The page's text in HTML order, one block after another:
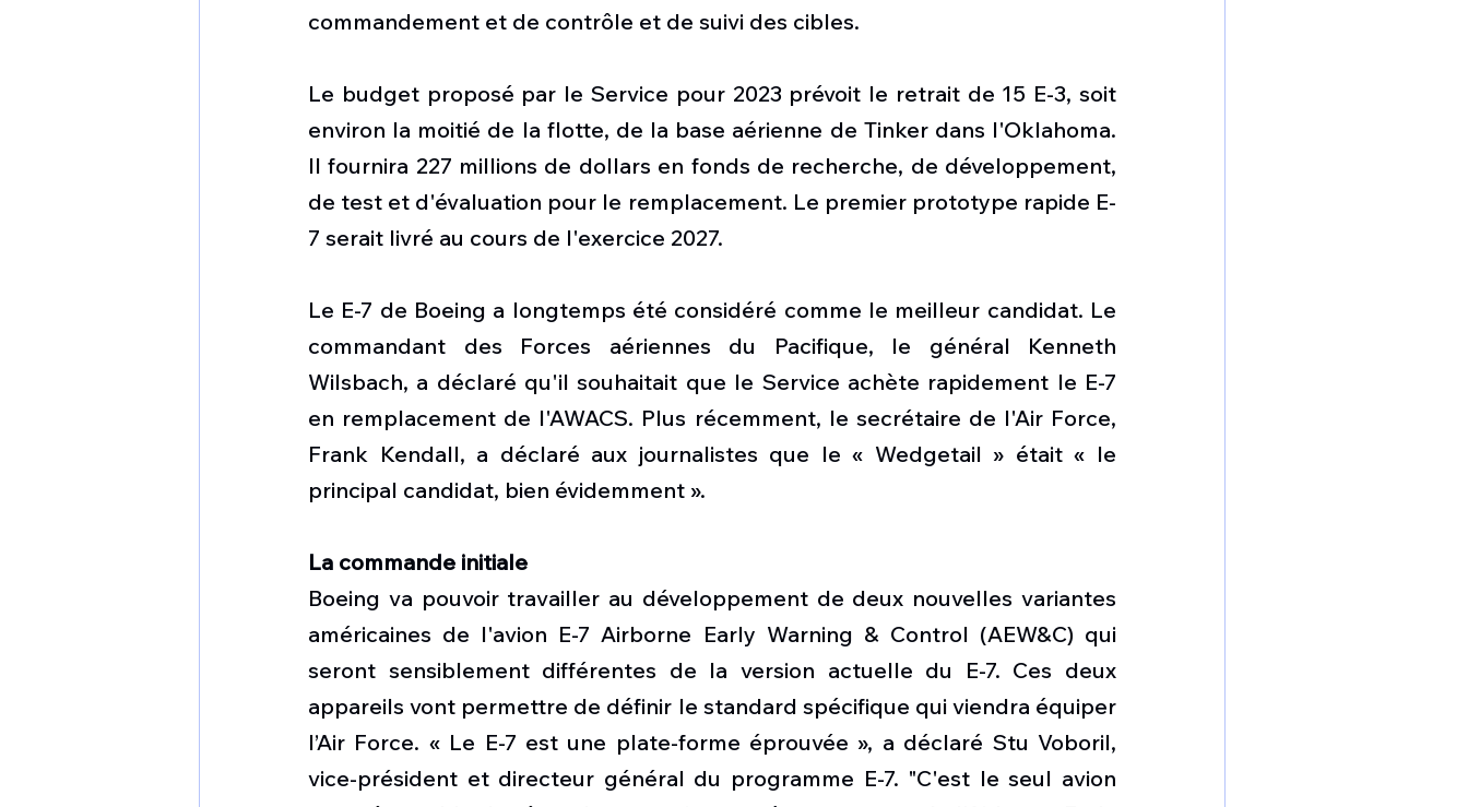
commandement et de contrôle et de suivi des cibles.
Le budget proposé par le Service pour 2023 prévoit le retrait de 15 E-3, soit
environ la moitié de la flotte, de la base aérienne de Tinker dans l'Oklahoma.
Il fournira 227 millions de dollars en fonds de recherche, de développement,
de test et d'évaluation pour le remplacement. Le premier prototype rapide E-
7 serait livré au cours de l'exercice 2027.
Le E-7 de Boeing a longtemps été considéré comme le meilleur candidat. Le
commandant des Forces aériennes du Pacifique, le général Kenneth
Wilsbach, a déclaré qu'il souhaitait que le Service achète rapidement le E-7
en remplacement de l'AWACS. Plus récemment, le secrétaire de l'Air Force,
Frank Kendall, a déclaré aux journalistes que le « Wedgetail » était « le
principal candidat, bien évidemment ».
La commande initiale
Boeing va pouvoir travailler au développement de deux nouvelles variantes
américaines de l'avion E-7 Airborne Early Warning & Control (AEW&C) qui
seront sensiblement différentes de la version actuelle du E-7. Ces deux
appareils vont permettre de définir le standard spécifique qui viendra équiper
l’Air Force. « Le E-7 est une plate-forme éprouvée », a déclaré Stu Voboril,
vice-président et directeur général du programme E-7. "C'est le seul avion